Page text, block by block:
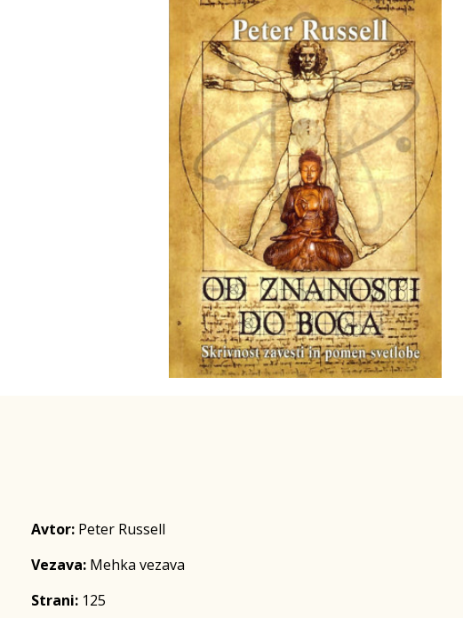
Avtor: Peter Russell
Vezava: Mehka vezava
Strani: 125